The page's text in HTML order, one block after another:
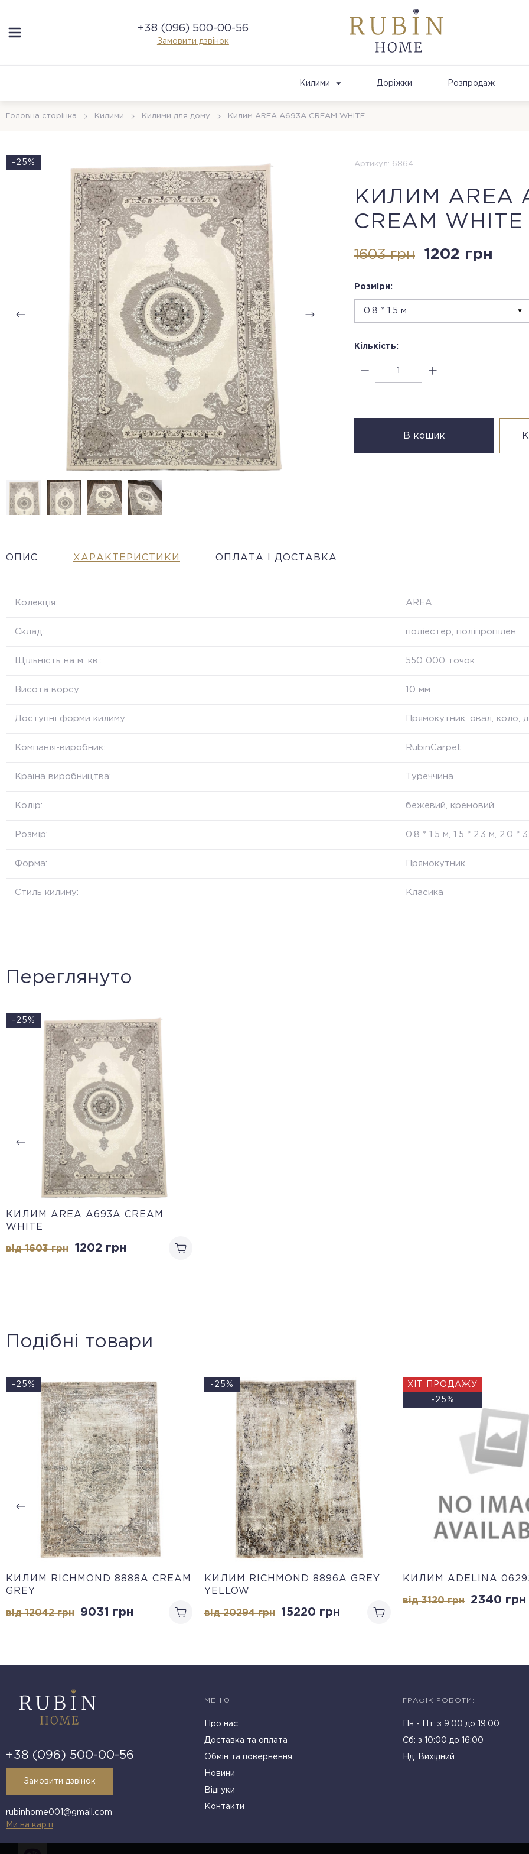
+38 (096) 500-00-56
Замовити дзвінок
Килими Доріжки Розпродаж
Головна сторінка Килими Килими для дому Килим AREA A693A CREAM WHITE
-25% Артикул: 6864
КИЛИМ AREA
CREAM WHITE
1603 грн 1202 грн
Розміри:
Кількість:
В кошик
ОПИС ХАРАКТЕРИСТИКИ ОПЛАТА І ДОСТАВКА
Колекція: AREA
Склад: поліестер, поліпропілен
Щільність на м. кв.: 550 000 точок
Висота ворсу: 10 мм
Доступні форми килиму: Прямокутник, овал, коло,
Компанія-виробник: RubinCarpet
Країна виробництва: Туреччина
Колір: бежевий, кремовий
Розмір: 0.8 * 1.5 м, 1.5 * 2.3 м, 2.0 *
Форма: Прямокутник
Стиль килиму: Класика
Переглянуто
-25%
КИЛИМ AREA A693A CREAM
WHITE
від 1603грн 1202 грн
Подібні товари
-25%
КИЛИМ RICHMOND 8888A CREAM
GREY
від 12042грн 9031 грн
-25%
КИЛИМ RICHMOND 8896A GREY
YELLOW
від 20294грн 15220 грн
ХІТ ПРОДАЖУ
-25%
КИЛИМ ADELINA
від 3120грн 2340 грн
+38 (096) 500-00-56
Замовити дзвінок
rubinhome001@gmail.com
Ми на карті
МЕНЮ
Про нас
Доставка та оплата
Обмін та повернення
Новини
Відгуки
Контакти
ГРАФІК РОБОТИ:
Пн - Пт: з 9:00 до 19:00
Cб: з 10:00 до 16:00
Нд: Вихідний